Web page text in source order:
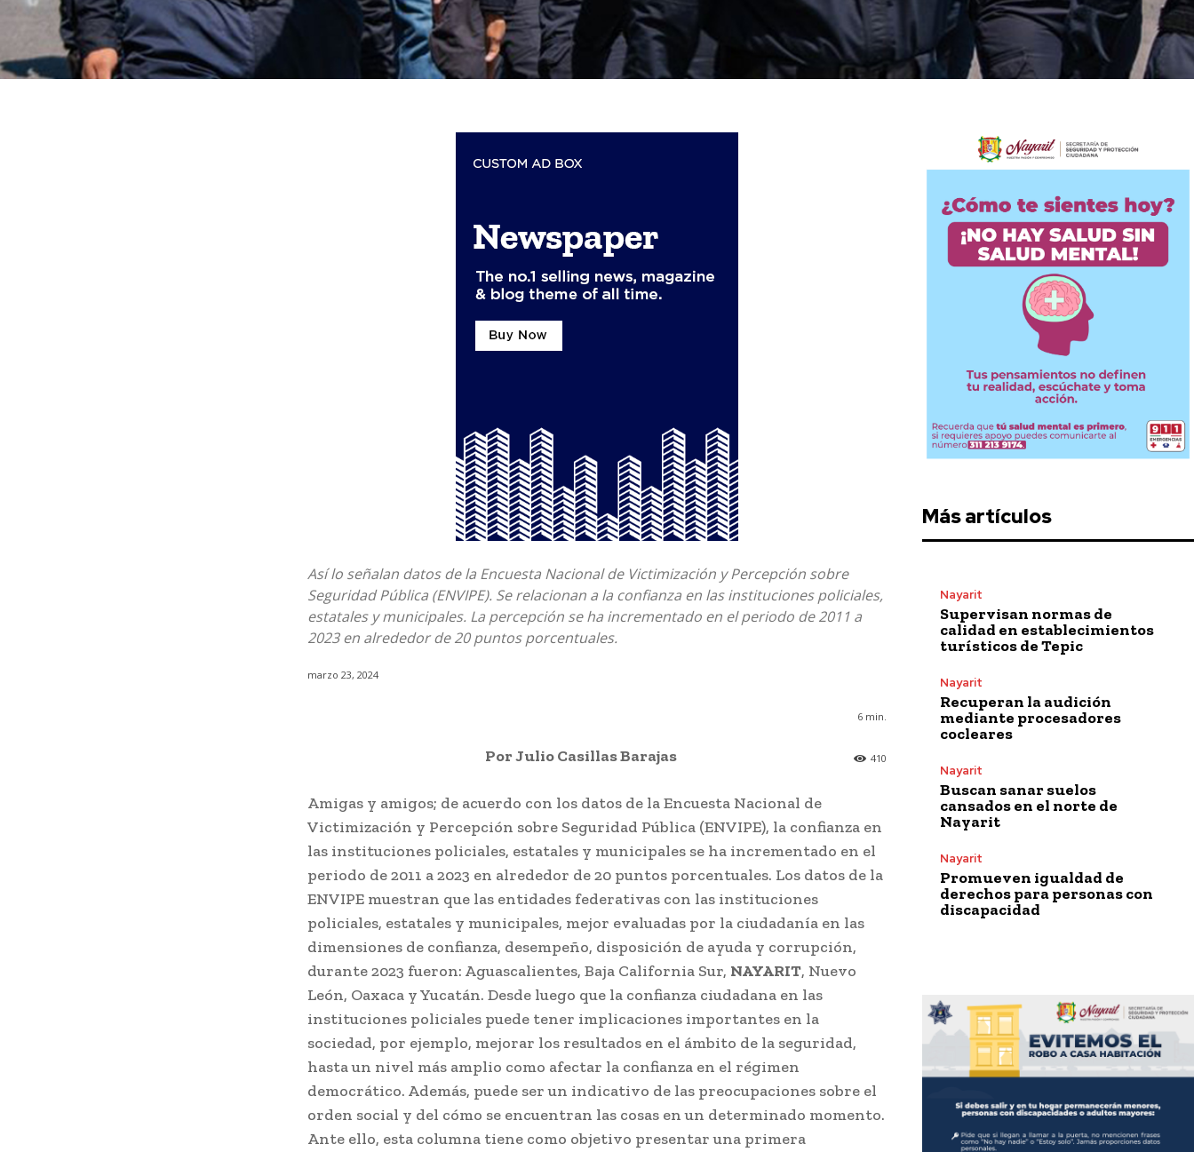
Así lo señalan datos de la Encuesta Nacional de Victimización y Percepción sobre
Seguridad Pública (ENVIPE). Se relacionan a la confianza en las instituciones policiales,
estatales y municipales. La percepción se ha incrementado en el periodo de 2011 a
2023 en alrededor de 20 puntos porcentuales.
marzo 23, 2024
6 min.
410
Por Julio Casillas Barajas
Amigas y amigos; de acuerdo con los datos de la Encuesta Nacional de
Victimización y Percepción sobre Seguridad Pública (ENVIPE), la confianza en
las instituciones policiales, estatales y municipales se ha incrementado en el
periodo de 2011 a 2023 en alrededor de 20 puntos porcentuales. Los datos de la
ENVIPE muestran que las entidades federativas con las instituciones
policiales, estatales y municipales, mejor evaluadas por la ciudadanía en las
dimensiones de confianza, desempeño, disposición de ayuda y corrupción,
durante 2023 fueron: Aguascalientes, Baja California Sur, NAYARIT, Nuevo
León, Oaxaca y Yucatán. Desde luego que la confianza ciudadana en las
instituciones policiales puede tener implicaciones importantes en la
sociedad, por ejemplo, mejorar los resultados en el ámbito de la seguridad,
hasta un nivel más amplio como afectar la confianza en el régimen
democrático. Además, puede ser un indicativo de las preocupaciones sobre el
orden social y del cómo se encuentran las cosas en un determinado momento.
Ante ello, esta columna tiene como objetivo presentar una primera
Más artículos
Nayarit
Supervisan normas de
calidad en establecimientos
turísticos de Tepic
Nayarit
Recuperan la audición
mediante procesadores
cocleares
Nayarit
Buscan sanar suelos
cansados en el norte de
Nayarit
Nayarit
Promueven igualdad de
derechos para personas con
discapacidad